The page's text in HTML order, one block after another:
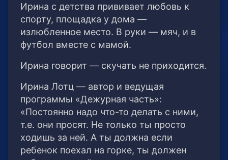
Ирина с детства прививает любовь к
спорту, площадка у дома —
излюбленное место. В руки — мяч, и в
футбол вместе с мамой.
Ирина говорит — скучать не приходится.
Ирина Лотц — автор и ведущая
программы «Дежурная часть»:
«Постоянно надо что-то делать с ними,
т.е. они просят. Не только ты просто
ходишь за ней. А ты должна если
ребенок поехал на горке, ты должен